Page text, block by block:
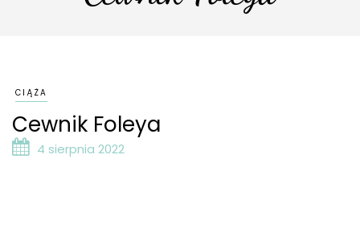
CIĄŻA
Cewnik Foleya
4 sierpnia 2022